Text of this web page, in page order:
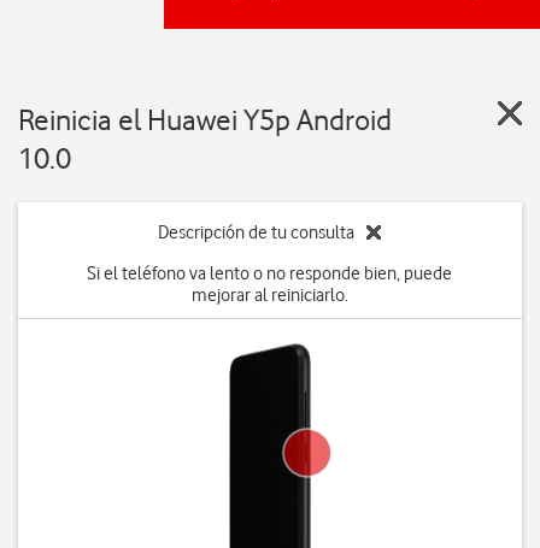
Reinicia el Huawei Y5p Android
10.0
Descripción de tu consulta
Si el teléfono va lento o no responde bien, puede
mejorar al reiniciarlo.